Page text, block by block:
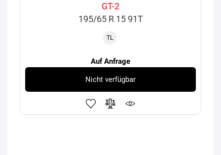
GT-2
195/65 R 15 91T
TL
Auf Anfrage
Nicht verfügbar